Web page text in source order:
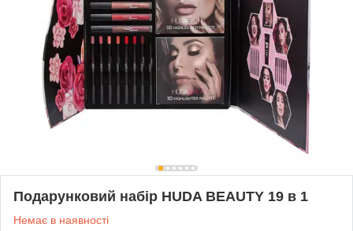
Подарунковий набір HUDA BEAUTY 19 в 1
Немає в наявності